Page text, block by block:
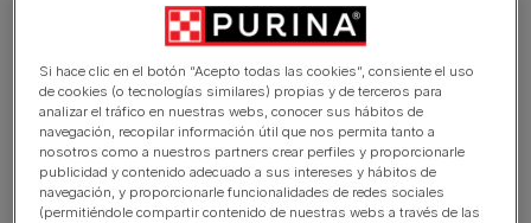
Aunque normalmente no se teme por la vida de los gatos
adultos, la gripe felina puede ser fatal para los gatos
pequeños, los ancianos y aquellos con afecciones
médicas subyacentes.
En este artículo
Si hace clic en el botón “Acepto todas las cookies”, consiente el uso
de cookies (o tecnologías similares) propias y de terceros para
analizar el tráfico en nuestras webs, conocer sus hábitos de
navegación, recopilar información útil que nos permita tanto a
nosotros como a nuestros partners crear perfiles y proporcionarle
publicidad y contenido adecuado a sus intereses y hábitos de
navegación, y proporcionarle funcionalidades de redes sociales
(permitiéndole compartir contenido de nuestras webs a través de las